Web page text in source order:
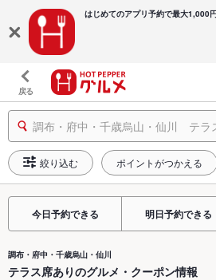
はじめてのアプリ予約で最大1,000
戻る
調布・府中・千歳烏山・仙川 テラ
絞り込む ポイントがつかえる
今日予約できる 明日予約できる
調布・府中・千歳烏山・仙川
テラス席ありのグルメ・クーポン情報